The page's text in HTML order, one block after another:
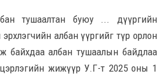
тушаалтан буюу ... дүүргийн
албан үүргийг түр орлон
байхдаа албан тушаалын байдлаа
жижүүр У.Г-т 2025 оны 1